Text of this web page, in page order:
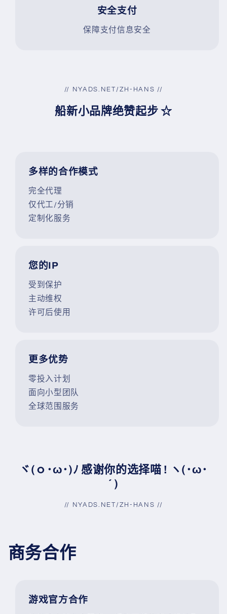
安全支付
保障支付信息安全
// NYADS.NET/ZH-HANS //
船新小品牌绝赞起步 ☆
多样的合作模式
完全代理
仅代工/分销
定制化服务
您的IP
受到保护
主动维权
许可后使用
更多优势
零投入计划
面向小型团队
全球范围服务
ヾ(ｏ･ω･)ﾉ 感谢你的选择喵 ! ヽ(･ω･
´ )
// NYADS.NET/ZH-HANS //
商务合作
游戏官方合作